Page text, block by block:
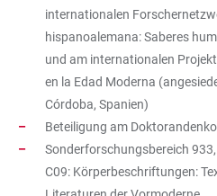
internationalen
hispanoalemana: Saberes
und am internationalen
en la Edad Moderna
Córdoba, Spanien)
Beteiligung am
Sonderforschungsbereich
C09: Körperbeschriftungen: